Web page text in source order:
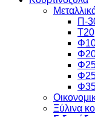
Π-
Τ20
Ξύλινα